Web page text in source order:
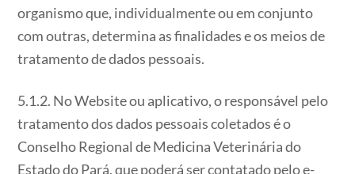
organismo que, individualmente ou em conjunto
com outras, determina as finalidades e os meios de
tratamento de dados pessoais.
5.1.2. No Website ou aplicativo, o responsável pelo
tratamento dos dados pessoais coletados é o
Conselho Regional de Medicina Veterinária do
Estado do Pará, que poderá ser contatado pelo e-